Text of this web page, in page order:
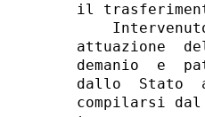
il
attuazione
demanio  e
dallo  Stato
compilarsi